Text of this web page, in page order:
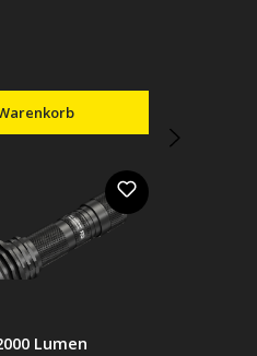
Lumen